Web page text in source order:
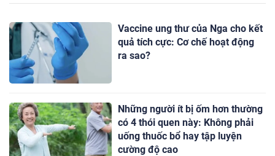
Vaccine ung thư của Nga cho kết
quả tích cực: Cơ chế hoạt động
ra sao?
Những người ít bị ốm hơn thường
có 4 thói quen này: Không phải
uống thuốc bổ hay tập luyện
cường độ cao